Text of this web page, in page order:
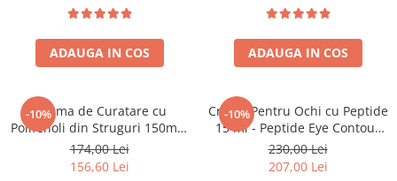
ADAUGA IN COS ADAUGA IN COS
-10%
Spuma de Curatare cu
Polifenoli din Struguri 150ml -
Rugiada Di Vigna – Bruno
Vassari
174,00 Lei
156,60 Lei
-10%
Crema Pentru Ochi cu Peptide
15 ml - Peptide Eye Contour
Gel-Cream – Bruno Vassari
230,00 Lei
207,00 Lei